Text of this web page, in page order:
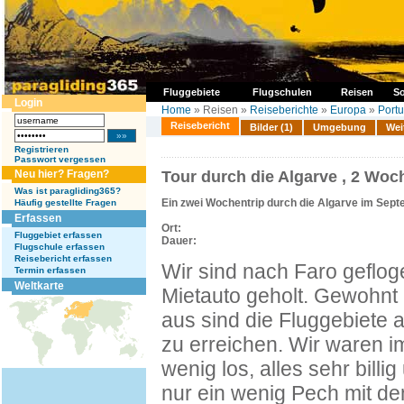
Fluggebiete Flugschulen Reisen
Login
Registrieren
Passwort vergessen
Neu hier? Fragen?
Was ist paragliding365?
Häufig gestellte Fragen
Erfassen
Fluggebiet erfassen
Flugschule erfassen
Reisebericht erfassen
Termin erfassen
Weltkarte
Home » Reisen » Reiseberichte » Europa »
Reisebericht Bilder (1) Umgebung
Tour durch die Algarve , 2
Ein zwei Wochentrip durch die Algarve im
Ort:
Dauer:
Wir sind nach Faro
Mietauto geholt.
aus sind die Fluggebiete
zu erreichen. Wir waren
wenig los, alles sehr
nur ein wenig Pech mit